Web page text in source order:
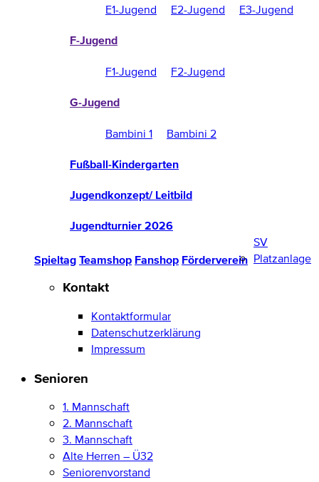
E1-Jugend E2-Jugend E3-Jugend
F-Jugend
F1-Jugend F2-Jugend
G-Jugend
Bambini 1 Bambini 2
Fußball-Kindergarten
Jugendkonzept/ Leitbild
Jugendturnier 2026
Spieltag Teamshop Fanshop Förderverein
SV
Platzanlage
Kontakt
Kontaktformular
Datenschutzerklärung
Impressum
Senioren
1. Mannschaft
2. Mannschaft
3. Mannschaft
Alte Herren – Ü32
Seniorenvorstand